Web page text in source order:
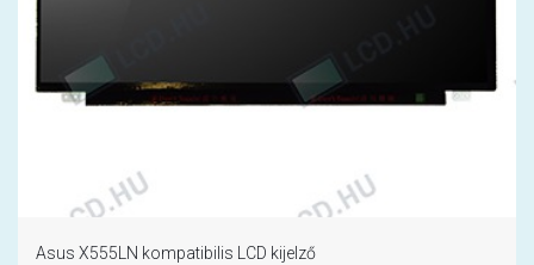
Asus X555LN kompatibilis LCD kijelző